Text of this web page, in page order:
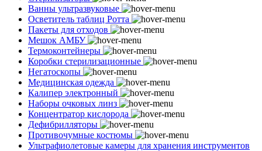
Ванны ультразвуковые
Осветитель таблиц Ротта
Пакеты для отходов
Мешок АМБУ
Термоконтейнеры
Коробки стерилизационные
Негатоскопы
Медицинская одежда
Калипер электронный
Наборы очковых линз
Концентратор кислорода
Дефибрилляторы
Противочумные костюмы
Ультрафиолетовые камеры для хранения инструментов